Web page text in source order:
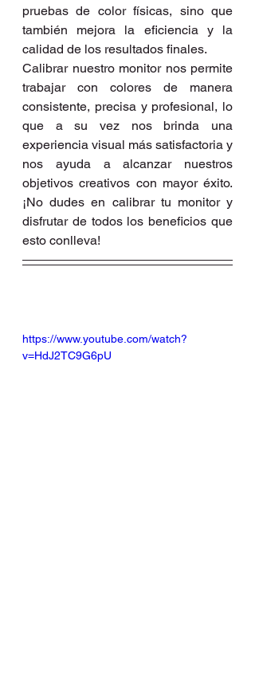
pruebas de color físicas, sino que
también mejora la eficiencia y la
calidad de los resultados finales.
Calibrar nuestro monitor nos permite
trabajar con colores de manera
consistente, precisa y profesional, lo
que a su vez nos brinda una
experiencia visual más satisfactoria y
nos ayuda a alcanzar nuestros
objetivos creativos con mayor éxito.
¡No dudes en calibrar tu monitor y
disfrutar de todos los beneficios que
esto conlleva!
https://www.youtube.com/watch?
v=HdJ2TC9G6pU